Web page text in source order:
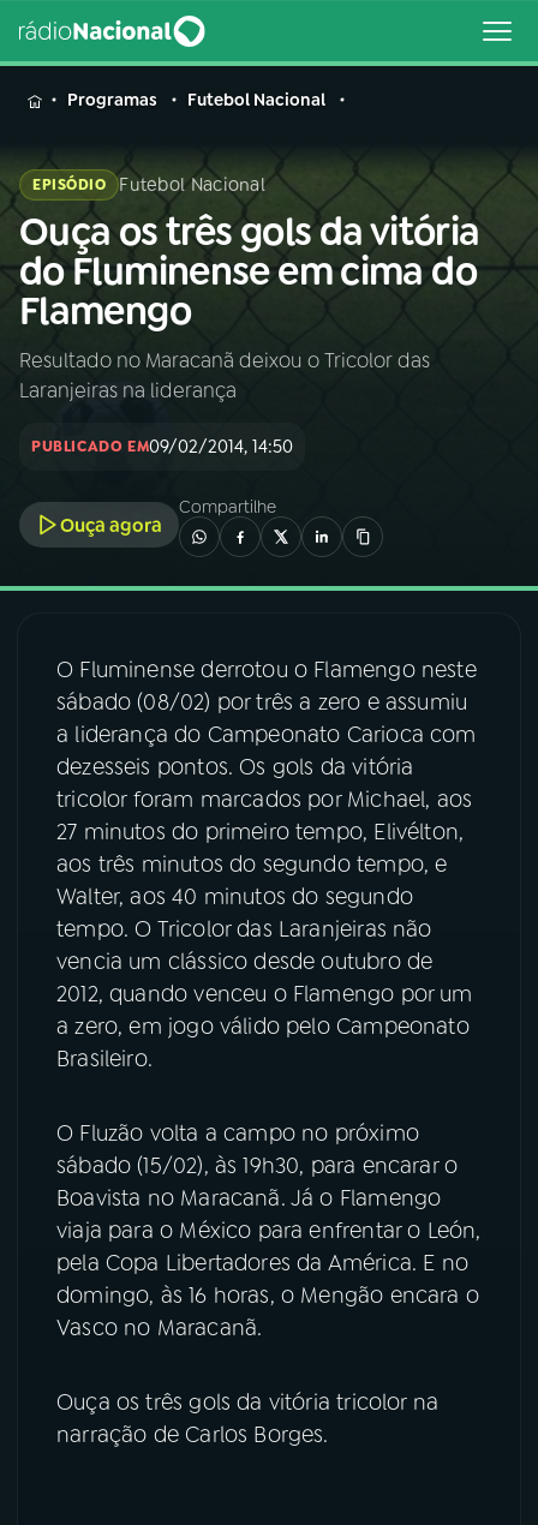
MENU
Buscar
na
Rádio
Nacional
Buscar
AO VIVO
INÍCIO
A RÁDIO
03PROGRAMAÇÃO
04PROGRAMAS
PODCASTS
06VIDEOCASTS
ÚLTIMAS
08FESTIVAL DE MÚSICA
ACOMPANHE A RÁDIO NACIONAL
YouTube Facebook
Instagram X
TikTok
Programas Futebol Nacional
EPISÓDIO Futebol Nacional
Ouça os três gols da vitória
do Fluminense em cima do
Flamengo
Resultado no Maracanã deixou o Tricolor das
Laranjeiras na liderança
PUBLICADO EM09/02/2014, 14:50
Ouça agora
Compartilhe
O Fluminense derrotou o Flamengo neste
sábado (08/02) por três a zero e assumiu
a liderança do Campeonato Carioca com
dezesseis pontos. Os gols da vitória
tricolor foram marcados por Michael, aos
27 minutos do primeiro tempo, Elivélton,
aos três minutos do segundo tempo, e
Walter, aos 40 minutos do segundo
tempo. O Tricolor das Laranjeiras não
vencia um clássico desde outubro de
2012, quando venceu o Flamengo por um
a zero, em jogo válido pelo Campeonato
Brasileiro.
O Fluzão volta a campo no próximo
sábado (15/02), às 19h30, para encarar o
Boavista no Maracanã. Já o Flamengo
viaja para o México para enfrentar o León,
pela Copa Libertadores da América. E no
domingo, às 16 horas, o Mengão encara o
Vasco no Maracanã.
Ouça os três gols da vitória tricolor na
narração de Carlos Borges.